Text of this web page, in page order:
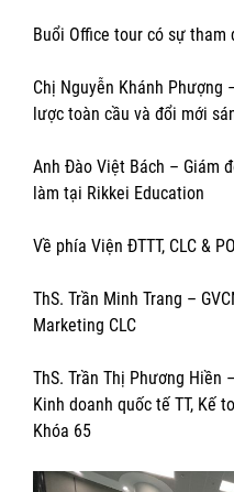
Buổi Office tour có sự tham
Chị Nguyễn Khánh Phượng
lược toàn cầu và đổi mới
Anh Đào Việt Bách – Giám
làm tại Rikkei Education
Về phía Viện ĐTTT, CLC &
ThS. Trần Minh Trang –
Marketing CLC
ThS. Trần Thị Phương Hiền
Kinh doanh quốc tế TT, Kế
Khóa 65